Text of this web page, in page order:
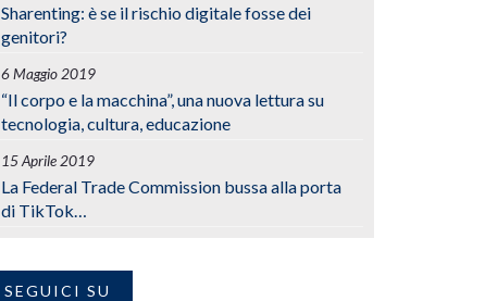
Sharenting: è se il rischio digitale fosse dei
genitori?
6 Maggio 2019
“Il corpo e la macchina”, una nuova lettura su
tecnologia, cultura, educazione
15 Aprile 2019
La Federal Trade Commission bussa alla porta
di TikTok…
SEGUICI SU